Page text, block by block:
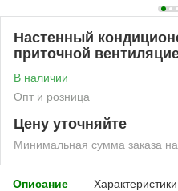
Настенный
приточной
В наличии
Опт и розница
Цену уточняйте
Минимальная сумма заказа
Описание Характеристики